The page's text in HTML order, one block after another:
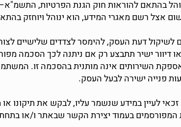
אצל רשם מאגרי המידע, הוא ינוהל ויוחזק
לשיקול דעת העסק, להימסר לצדדים שלישיים
או דיוור ישיר תתבצע רק אם ניתנה לכך הסכמה
השירותים אינה מותנית בהסכמה זו.
פנייה ישירה לבעל העסק.
לעיין במידע שנשמר עליו, לבקש את תיקונו
בעמוד יצירת הקשר שבאתר ו/או